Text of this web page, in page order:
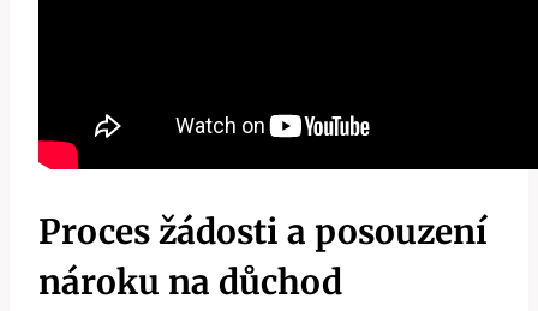
Proces žádosti a posouzení
nároku na důchod